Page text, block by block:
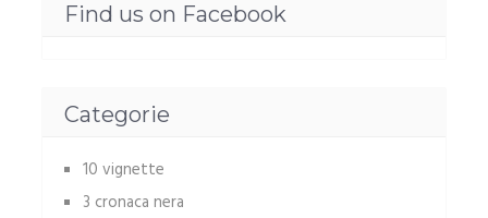
Find us on Facebook
Categorie
10 vignette
3 cronaca nera